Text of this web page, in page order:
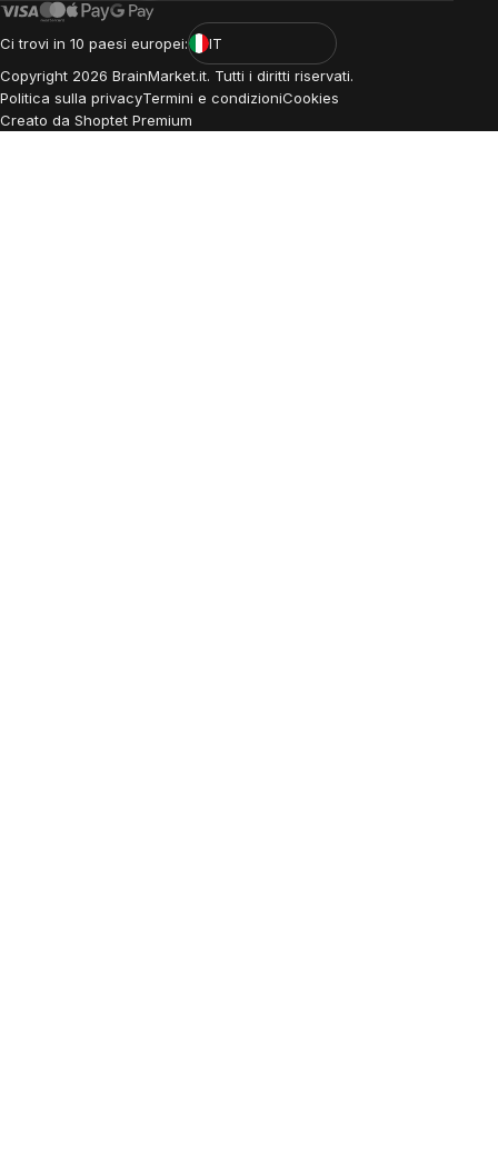
Ci trovi in 10 paesi europei:
IT
Copyright 2026 BrainMarket.it. Tutti i diritti riservati.
Politica sulla privacyTermini e condizioniCookies
Creato da Shoptet Premium